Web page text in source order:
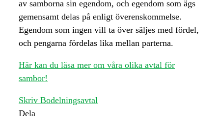
av samborna sin egendom, och egendom som ägs
gemensamt delas på enligt överenskommelse.
Egendom som ingen vill ta över säljes med fördel,
och pengarna fördelas lika mellan parterna.
Här kan du läsa mer om våra olika avtal för
sambor!
Skriv Bodelningsavtal
Dela